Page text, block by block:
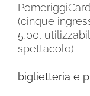
(cinque
5,00,
spettacolo)
biglietteria e